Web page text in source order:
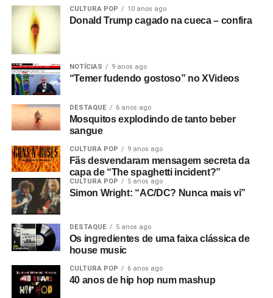
CULTURA POP 10 anos ago
Donald Trump cagado na cueca – confira
NOTÍCIAS 9 anos ago
“Temer fudendo gostoso” no XVideos
DESTAQUE 6 anos ago
Mosquitos explodindo de tanto beber
sangue
CULTURA POP 9 anos ago
Fãs desvendaram mensagem secreta da
capa de “The spaghetti incident?”
CULTURA POP 5 anos ago
Simon Wright: “AC/DC? Nunca mais vi”
DESTAQUE 5 anos ago
Os ingredientes de uma faixa clássica de
house music
CULTURA POP 6 anos ago
40 anos de hip hop num mashup